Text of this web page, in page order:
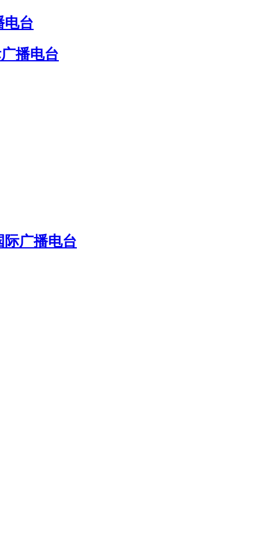
电台
播电台
际广播电台